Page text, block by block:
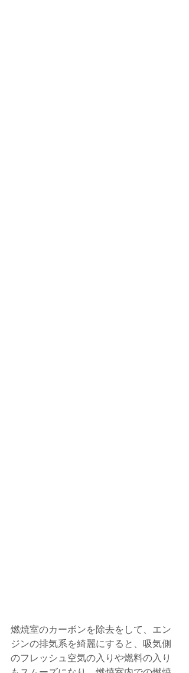
燃焼室のカーボンを除去をして、エン
ジンの排気系を綺麗にすると、吸気側
のフレッシュ空気の入りや燃料の入り